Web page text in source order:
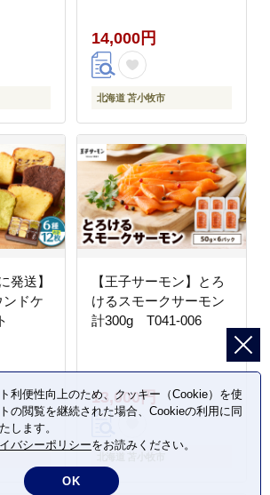
T048-013-01
14,000円
北海道 苫小牧市
発送】
ンドケ
【王子サーモン】とろ
けるスモークサーモン
計300g T041-006
13,000円
利便性向上のため、クッキー（Cookie）を使
の閲覧を継続された場合、Cookieの利用に同
します。
バシーポリシーをお読みください。
OK